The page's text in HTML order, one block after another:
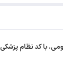
فعالیت تخصصی خود را از سازمان نظ…